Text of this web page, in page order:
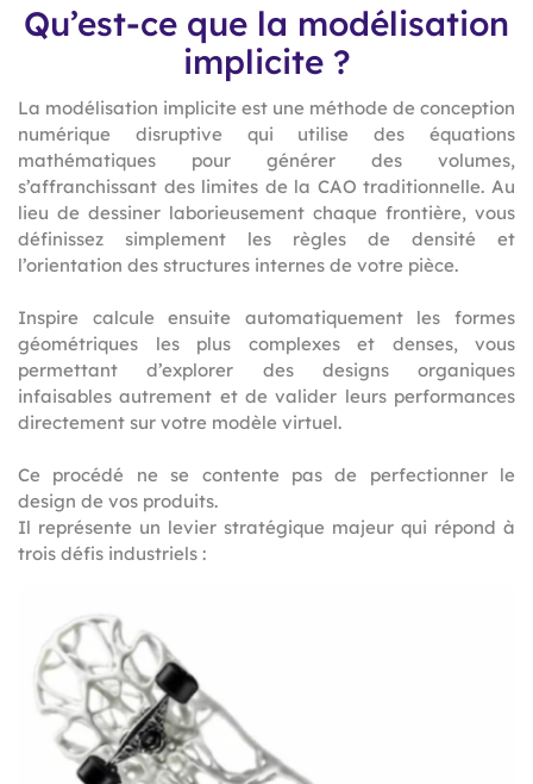
Qu’est-ce que la modélisation
implicite ?
La modélisation implicite est une méthode de conception
numérique disruptive qui utilise des équations
mathématiques pour générer des volumes,
s’affranchissant des limites de la CAO traditionnelle. Au
lieu de dessiner laborieusement chaque frontière, vous
définissez simplement les règles de densité et
l’orientation des structures internes de votre pièce.
Inspire calcule ensuite automatiquement les formes
géométriques les plus complexes et denses, vous
permettant d’explorer des designs organiques
infaisables autrement et de valider leurs performances
directement sur votre modèle virtuel.
Ce procédé ne se contente pas de perfectionner le
design de vos produits.
Il représente un levier stratégique majeur qui répond à
trois défis industriels :